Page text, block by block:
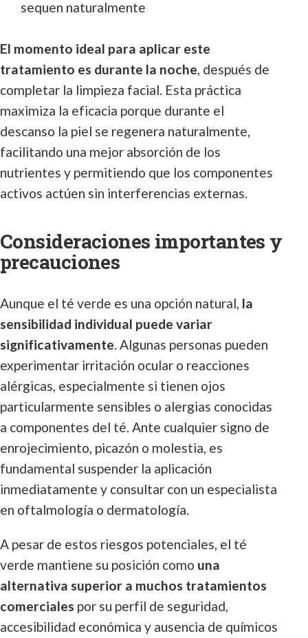
sequen naturalmente
El momento ideal para aplicar este
tratamiento es durante la noche, después de
completar la limpieza facial. Esta práctica
maximiza la eficacia porque durante el
descanso la piel se regenera naturalmente,
facilitando una mejor absorción de los
nutrientes y permitiendo que los componentes
activos actúen sin interferencias externas.
Consideraciones importantes y
precauciones
Aunque el té verde es una opción natural, la
sensibilidad individual puede variar
significativamente. Algunas personas pueden
experimentar irritación ocular o reacciones
alérgicas, especialmente si tienen ojos
particularmente sensibles o alergias conocidas
a componentes del té. Ante cualquier signo de
enrojecimiento, picazón o molestia, es
fundamental suspender la aplicación
inmediatamente y consultar con un especialista
en oftalmología o dermatología.
A pesar de estos riesgos potenciales, el té
verde mantiene su posición como una
alternativa superior a muchos tratamientos
comerciales por su perfil de seguridad,
accesibilidad económica y ausencia de químicos